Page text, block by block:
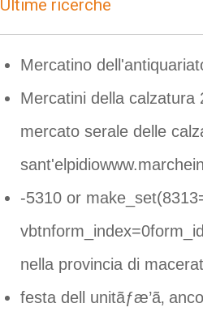
Ultime ricerche
Mercatino
Mercatini della calzatura
mercato serale delle
-5310 or
nella provincia di
festa dell unitãƒæ’ã‚